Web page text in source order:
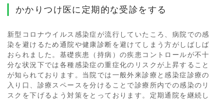
かかりつけ医に定期的な受診をする
新型コロナウイルス感染症が流行していたころ、病院での感
染を避けるため通院や健康診断を避けてしまう方がしばしば
おられました。基礎疾患（持病）の疾患コントロールが不十
分な状況下では各種感染症の重症化のリスクが上昇すること
が知られております。当院では一般外来診療と感染症診療の
入り口、診療スペースを分けることで診療所内での感染のリ
スクを下げるよう対策をとっております。定期通院を継続し